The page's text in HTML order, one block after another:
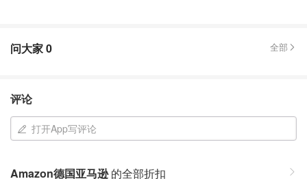
问大家0 全部
评论
打开App写评论
Amazon德国亚马逊的全部折扣